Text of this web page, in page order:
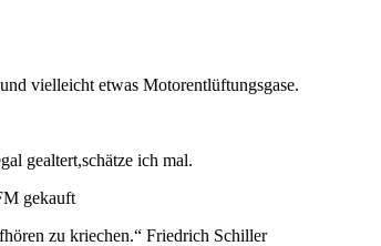
vielleicht etwas Motorentlüftungsgase.
gealtert,schätze ich mal.
gekauft
zu kriechen.“ Friedrich Schiller